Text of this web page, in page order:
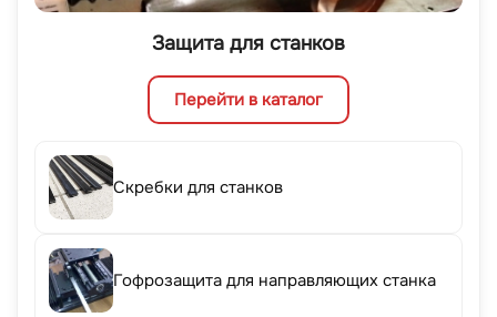
Защита для станков
Перейти в каталог
Скребки для станков
Гофрозащита для направляющих станка